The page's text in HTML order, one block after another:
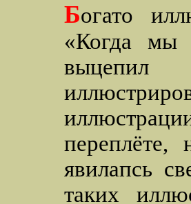
Богато
«Когда мы
явилапсь
таких